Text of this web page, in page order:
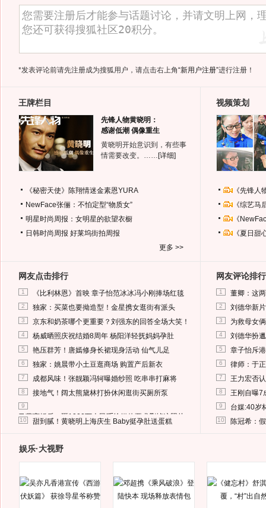
*发表评论前请先注册成为搜狐用户，请点击右上角“新用户注册”进行注册！
王牌栏目
先锋人物黄晓明：
感谢低潮 偶像重生
黄晓明开始意识到，有些事
情需要改变。…… [详细]
《秘密天使》陈翔情迷金素恩YURA
NewFace张俪：不怕定型“物质女”
明星时尚周报：女明星的欲望衣橱
日韩时尚周报 好莱坞街拍周报
更多 >>
视频策划
《先锋
《综艺
《
《夏日
网友点击排行
1 《比利林恩》首映 章子怡范冰冰冯小刚捧场红毯
2 独家：买菜也要拗造型！金星携女逛街有派头
3 京东和奶茶哪个更重要？刘强东的回答全场大笑！
4 杨威晒照庆祝结婚8周年 杨阳洋轻抚妈妈孕肚
5 艳压群芳！唐嫣修身长裙现身活动 仙气儿足
6 独家：姚晨带小土豆逛商场 购置产后新衣
7 成都风味！张靓颖冯轲曝婚纱照 吃串串打麻将
8 接地气！阔太熊黛林打扮休闲逛街买厕所泵
9
马蓉离婚后，砸1000万人民币给媒体要求删掉这照片
10 甜到腻！黄晓明上海庆生 Baby挺孕肚送蛋糕
网友评论排行
1 董卿：这
2 刘德华新
3 为救母女
4 刘德华扮
5 章子怡斥
6 律师：于
7 王力宏否
8 王刚自曝7
9 台媒:40岁
10 陈冠希：
娱乐·大视野